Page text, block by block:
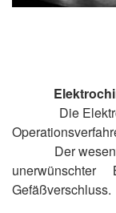
Die
Der
Gefäßverschluss.